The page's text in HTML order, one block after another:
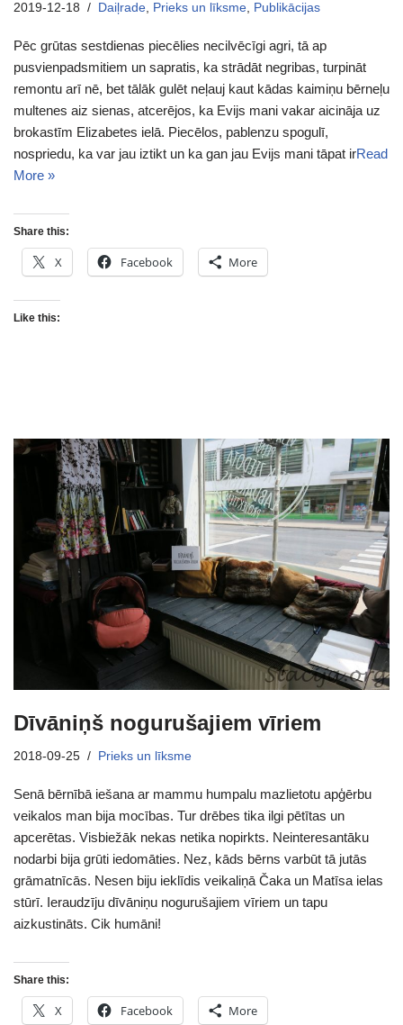
2019-12-18 Daiļrade, Prieks un līksme, Publikācijas
Pēc grūtas sestdienas piecēlies necilvēcīgi agri, tā ap
pusvienpadsmitiem un sapratis, ka strādāt negribas, turpināt
remontu arī nē, bet tālāk gulēt neļauj kaut kādas kaimiņu bērneļu
multenes aiz sienas, atcerējos, ka Evijs mani vakar aicināja uz
brokastīm Elizabetes ielā. Piecēlos, pablenzu spogulī,
nospriedu, ka var jau iztikt un ka gan jau Evijs mani tāpat irRead
More »
Share this:
X Facebook More
Like this:
Dīvāniņš nogurušajiem vīriem
2018-09-25 Prieks un līksme
Senā bērnībā iešana ar mammu humpalu mazlietotu apģērbu
veikalos man bija mocības. Tur drēbes tika ilgi pētītas un
apcerētas. Visbiežāk nekas netika nopirkts. Neinteresantāku
nodarbi bija grūti iedomāties. Nez, kāds bērns varbūt tā jutās
grāmatnīcās. Nesen biju ieklīdis veikaliņā Čaka un Matīsa ielas
stūrī. Ieraudzīju dīvāniņu nogurušajiem vīriem un tapu
aizkustināts. Cik humāni!
Share this:
X Facebook More